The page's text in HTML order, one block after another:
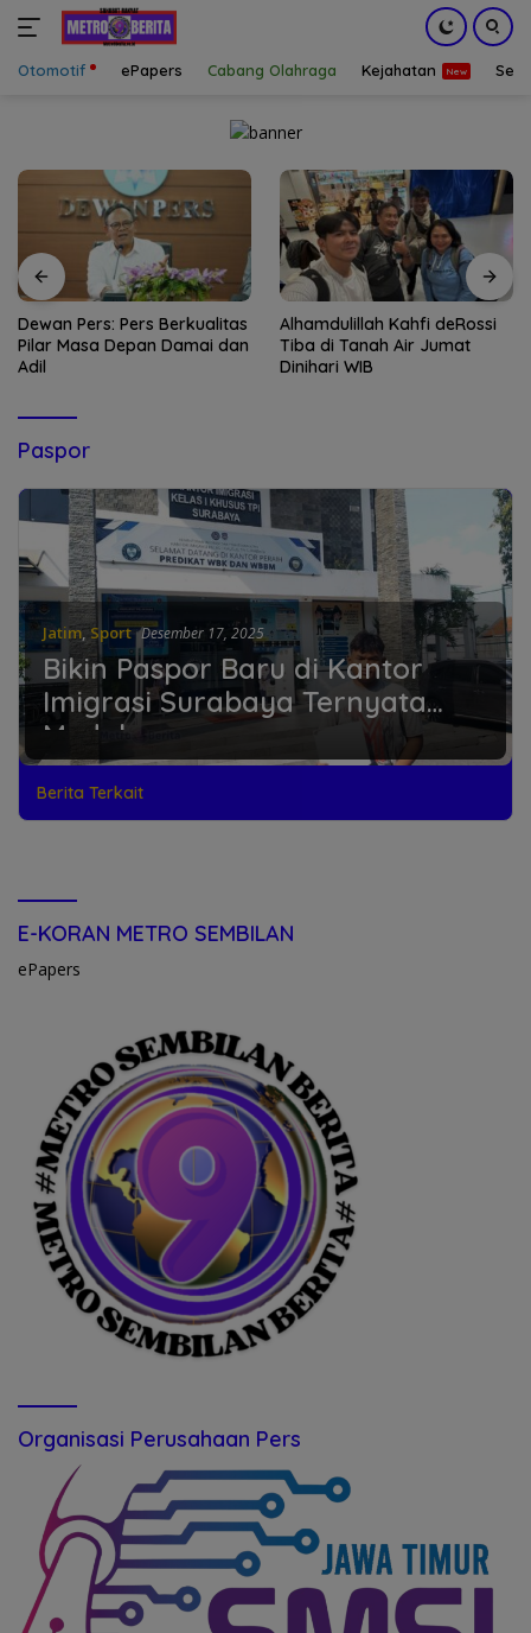
Otomotif ePapers Cabang Olahraga Kejahatan
Dewan Pers: Pers Berkualitas
Pilar Masa Depan Damai dan
Adil
Alhamdulillah Kahfi deRossi
Tiba di Tanah Air Jumat
Dinihari WIB
Paspor
Jatim, Sport Desember 17, 2025
Bikin Paspor Baru di Kantor
Imigrasi Surabaya Ternyata
Mudah
Berita Terkait
E-KORAN METRO SEMBILAN
ePapers
Organisasi Perusahaan Pers